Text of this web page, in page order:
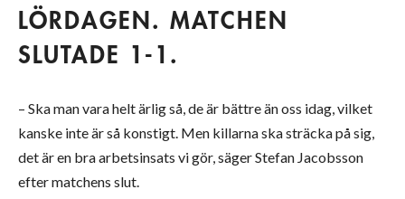
LÖRDAGEN. MATCHEN
SLUTADE 1-1.
– Ska man vara helt ärlig så, de är bättre än oss idag, vilket
kanske inte är så konstigt. Men killarna ska sträcka på sig,
det är en bra arbetsinsats vi gör, säger Stefan Jacobsson
efter matchens slut.